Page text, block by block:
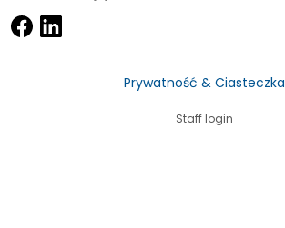
Prywatność & Ciasteczka
Staff login